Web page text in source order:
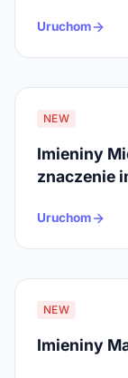
Uruchom
NEW
Imieniny
znaczenie
Uruchom
NEW
Imieniny